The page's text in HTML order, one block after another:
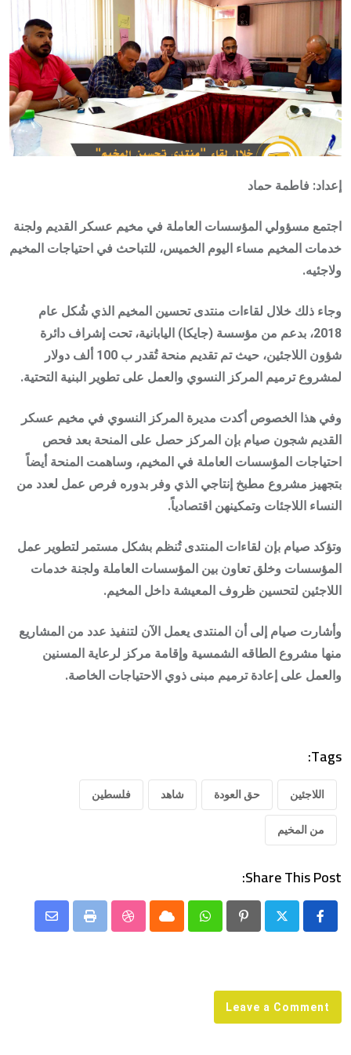
إعداد: فاطمة حماد
اجتمع مسؤولي المؤسسات العاملة في مخيم عسكر القديم ولجنة
خدمات المخيم مساء اليوم الخميس، للتباحث في احتياجات المخيم
ولاجئيه.
وجاء ذلك خلال لقاءات منتدى تحسين المخيم الذي شُكل عام
2018، بدعم من مؤسسة (جايكا) اليابانية، تحت إشراف دائرة
شؤون اللاجئين، حيث تم تقديم منحة تُقدر ب 100 ألف دولار
لمشروع ترميم المركز النسوي والعمل على تطوير البنية التحتية.
وفي هذا الخصوص أكدت مديرة المركز النسوي في مخيم عسكر
القديم شجون صيام بإن المركز حصل على المنحة بعد فحص
احتياجات المؤسسات العاملة في المخيم، وساهمت المنحة أيضاً
بتجهيز مشروع مطبخ إنتاجي الذي وفر بدوره فرص عمل لعدد من
النساء اللاجئات وتمكينهن اقتصادياً.
وتؤكد صيام بإن لقاءات المنتدى تُنظم بشكل مستمر لتطوير عمل
المؤسسات وخلق تعاون بين المؤسسات العاملة ولجنة خدمات
اللاجئين لتحسين ظروف المعيشة داخل المخيم.
وأشارت صيام إلى أن المنتدى يعمل الآن لتنفيذ عدد من المشاريع
منها مشروع الطاقه الشمسية وإقامة مركز لرعاية المسنين
والعمل على إعادة ترميم مبنى ذوي الاحتياجات الخاصة.
Tags:
اللاجئين حق العودة شاهد فلسطين
من المخيم
Share This Post:
Pinterest
Whatsapp
Cloud
StumbleUpon
Print
Share
Leave a Comment